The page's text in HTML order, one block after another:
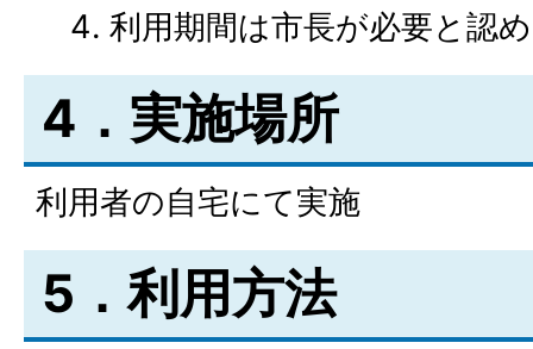
利用期間は市長が必要と認
4．実施場所
利用者の自宅にて実施
5．利用方法